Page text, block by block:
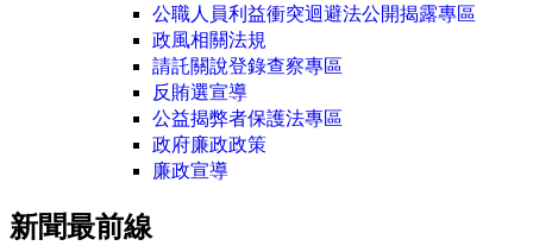
公職人員利益衝突迴避法公開揭露專區
政風相關法規
請託關說登錄查察專區
反賄選宣導
公益揭弊者保護法專區
政府廉政政策
廉政宣導
新聞最前線